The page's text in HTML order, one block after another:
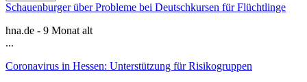
Schauenburger über Probleme bei Deutschkursen für Flüchtlinge
hna.de - 9 Monat alt
...
Coronavirus in Hessen: Unterstützung für Risikogruppen